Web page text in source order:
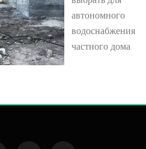
автономного
водоснабжения
частного дома